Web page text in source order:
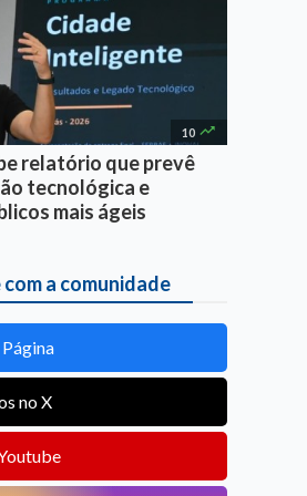
10 
relatório que prevê
tecnológica e
mais ágeis
a comunidade
no X